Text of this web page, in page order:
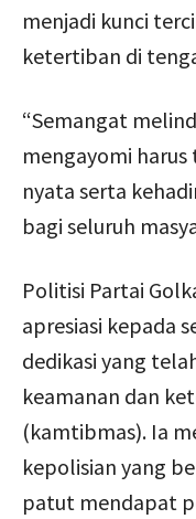
menjadi kunci
ketertiban di
“Semangat
mengayomi
nyata serta
bagi seluruh
Politisi Partai
apresiasi kepada
dedikasi yang
keamanan dan
(kamtibmas). Ia
kepolisian yang
patut mendapat